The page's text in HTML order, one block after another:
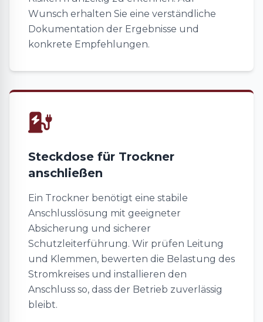
Wunsch erhalten Sie eine verständliche
Dokumentation der Ergebnisse und
konkrete Empfehlungen.
Steckdose für Trockner
anschließen
Ein Trockner benötigt eine stabile
Anschlusslösung mit geeigneter
Absicherung und sicherer
Schutzleiterführung. Wir prüfen Leitung
und Klemmen, bewerten die Belastung des
Stromkreises und installieren den
Anschluss so, dass der Betrieb zuverlässig
bleibt.